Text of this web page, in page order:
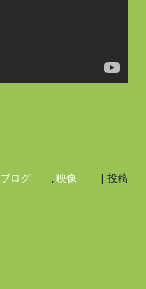
ブログ ,映像 | 投稿